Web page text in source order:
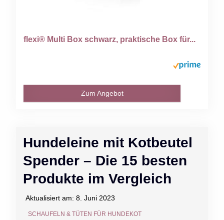
Hundeleine mit Kotbeutel
Spender – Die 15 besten
Produkte im Vergleich
Aktualisiert am: 8. Juni 2023
SCHAUFELN & TÜTEN FÜR HUNDEKOT
flexi® Multi Box schwarz, praktische Box für...
Zum Angebot